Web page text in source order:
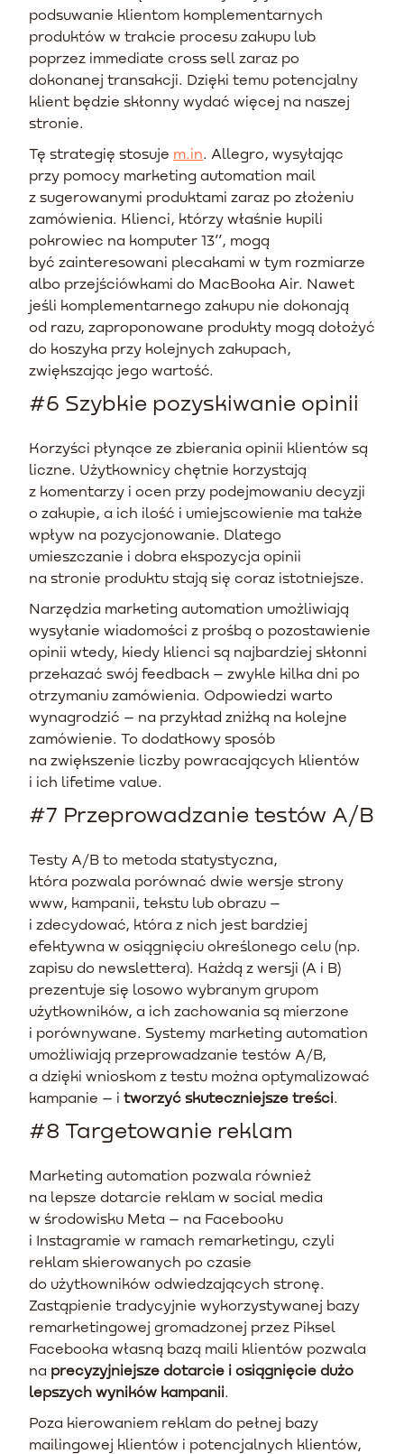
podsuwanie klientom komplementarnych
produktów w trakcie procesu zakupu lub
poprzez immediate cross sell zaraz po
dokonanej transakcji. Dzięki temu potencjalny
klient będzie skłonny wydać więcej na naszej
stronie.
Tę strategię stosuje m.in. Allegro, wysyłając
przy pomocy marketing automation mail
z sugerowanymi produktami zaraz po złożeniu
zamówienia. Klienci, którzy właśnie kupili
pokrowiec na komputer 13’’, mogą
być zainteresowani plecakami w tym rozmiarze
albo przejściówkami do MacBooka Air. Nawet
jeśli komplementarnego zakupu nie dokonają
od razu, zaproponowane produkty mogą dołożyć
do koszyka przy kolejnych zakupach,
zwiększając jego wartość.
#6 Szybkie pozyskiwanie opinii
Korzyści płynące ze zbierania opinii klientów są
liczne. Użytkownicy chętnie korzystają
z komentarzy i ocen przy podejmowaniu decyzji
o zakupie, a ich ilość i umiejscowienie ma także
wpływ na pozycjonowanie. Dlatego
umieszczanie i dobra ekspozycja opinii
na stronie produktu stają się coraz istotniejsze.
Narzędzia marketing automation umożliwiają
wysyłanie wiadomości z prośbą o pozostawienie
opinii wtedy, kiedy klienci są najbardziej skłonni
przekazać swój feedback – zwykle kilka dni po
otrzymaniu zamówienia. Odpowiedzi warto
wynagrodzić – na przykład zniżką na kolejne
zamówienie. To dodatkowy sposób
na zwiększenie liczby powracających klientów
i ich lifetime value.
#7 Przeprowadzanie testów A/B
Testy A/B to metoda statystyczna,
która pozwala porównać dwie wersje strony
www, kampanii, tekstu lub obrazu –
i zdecydować, która z nich jest bardziej
efektywna w osiągnięciu określonego celu (np.
zapisu do newslettera). Każdą z wersji (A i B)
prezentuje się losowo wybranym grupom
użytkowników, a ich zachowania są mierzone
i porównywane. Systemy marketing automation
umożliwiają przeprowadzanie testów A/B,
a dzięki wnioskom z testu można optymalizować
kampanie – i tworzyć skuteczniejsze treści.
#8 Targetowanie reklam
Marketing automation pozwala również
na lepsze dotarcie reklam w social media
w środowisku Meta – na Facebooku
i Instagramie w ramach remarketingu, czyli
reklam skierowanych po czasie
do użytkowników odwiedzających stronę.
Zastąpienie tradycyjnie wykorzystywanej bazy
remarketingowej gromadzonej przez Piksel
Facebooka własną bazą maili klientów pozwala
na precyzyjniejsze dotarcie i osiągnięcie dużo
lepszych wyników kampanii.
Poza kierowaniem reklam do pełnej bazy
mailingowej klientów i potencjalnych klientów,